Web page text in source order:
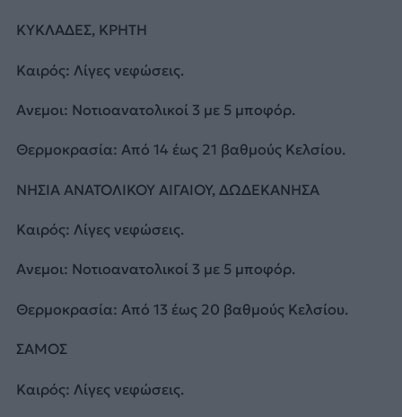
ΚΥΚΛΑΔΕΣ, ΚΡΗΤΗ
Καιρός: Λίγες νεφώσεις.
Ανεμοι: Νοτιοανατολικοί 3 με 5 μποφόρ.
Θερμοκρασία: Από 14 έως 21 βαθμούς Κελσίου.
ΝΗΣΙΑ ΑΝΑΤΟΛΙΚΟΥ ΑΙΓΑΙΟΥ, ΔΩΔΕΚΑΝΗΣΑ
Καιρός: Λίγες νεφώσεις.
Ανεμοι: Νοτιοανατολικοί 3 με 5 μποφόρ.
Θερμοκρασία: Από 13 έως 20 βαθμούς Κελσίου.
ΣΑΜΟΣ
Καιρός: Λίγες νεφώσεις.